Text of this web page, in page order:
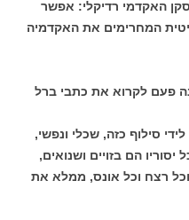
האקדמי רדיקלי: אפשר
המחרימים את האקדמיה
פעם לקרוא את כתבי ברל
סילוף כזה, שכלי ונפשי,
הם בזויים ושנואים,
רצח וכל אונס, ממלא את